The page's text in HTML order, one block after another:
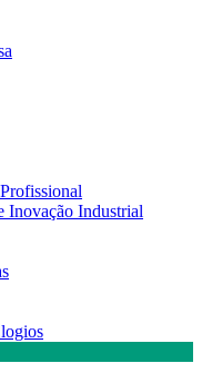
Inovação Industrial